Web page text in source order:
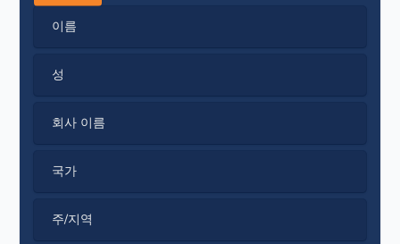
이름
성
회사 이름
국가
주/지역